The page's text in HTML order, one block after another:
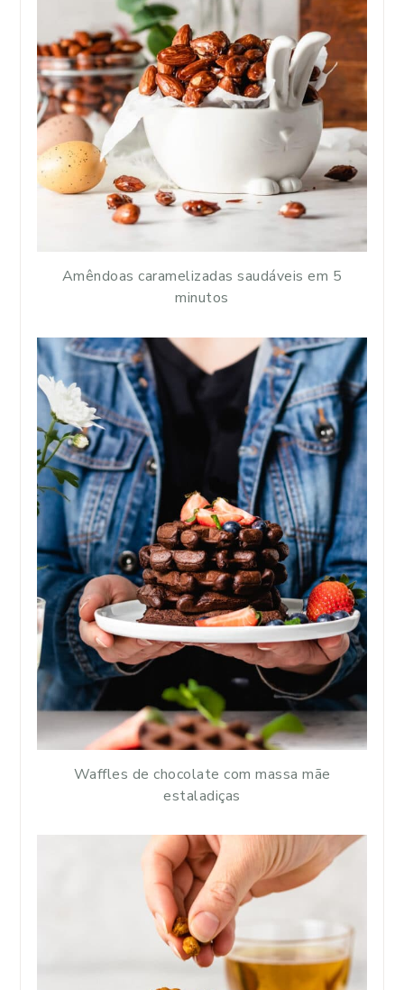
Amêndoas caramelizadas saudáveis em 5
minutos
Waffles de chocolate com massa mãe
estaladiças